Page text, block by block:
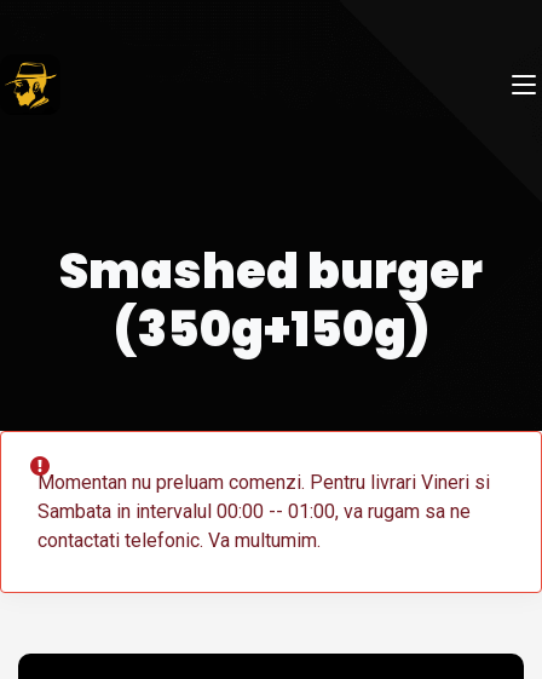
Smashed burger
(350g+150g)
Momentan nu preluam comenzi. Pentru livrari Vineri si
Sambata in intervalul 00:00 -- 01:00, va rugam sa ne
contactati telefonic. Va multumim.